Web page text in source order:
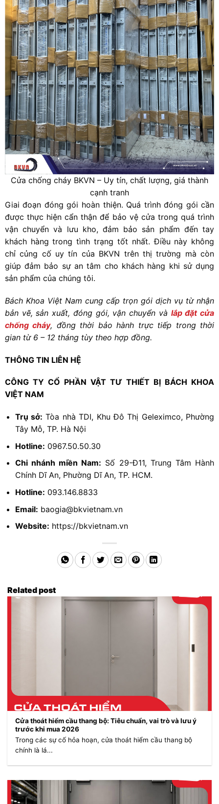
Cửa chống cháy BKVN – Uy tín, chất lượng, giá thành
cạnh tranh
Giai đoạn đóng gói hoàn thiện. Quá trình đóng gói cần
được thực hiện cẩn thận để bảo vệ cửa trong quá trình
vận chuyển và lưu kho, đảm bảo sản phẩm đến tay
khách hàng trong tình trạng tốt nhất. Điều này không
chỉ củng cố uy tín của BKVN trên thị trường mà còn
giúp đảm bảo sự an tâm cho khách hàng khi sử dụng
sản phẩm của chúng tôi.
Bách Khoa Việt Nam cung cấp trọn gói dịch vụ từ nhận
bản vẽ, sản xuất, đóng gói, vận chuyển và lắp đặt cửa
chống cháy, đồng thời bảo hành trực tiếp trong thời
gian từ 6 – 12 tháng tùy theo hợp đồng.
THÔNG TIN LIÊN HỆ
CÔNG TY CỔ PHẦN VẬT TƯ THIẾT BỊ BÁCH KHOA
VIỆT NAM
Trụ sở: Tòa nhà TDI, Khu Đô Thị Geleximco, Phường
Tây Mỗ, TP. Hà Nội
Hotline: 0967.50.50.30
Chi nhánh miền Nam: Số 29-Đ11, Trung Tâm Hành
Chính Dĩ An, Phường Dĩ An, TP. HCM.
Hotline: 093.146.8833
Email: baogia@bkvietnam.vn
Website: https://bkvietnam.vn
Related post
Cửa thoát hiểm cầu thang bộ: Tiêu chuẩn, vai trò và lưu ý
trước khi mua 2026
Trong các sự cố hỏa hoạn, cửa thoát hiểm cầu thang bộ
chính là lá...